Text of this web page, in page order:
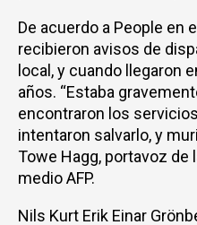
De acuerdo a People en
recibieron avisos de
local, y cuando llegaron
años. “Estaba
encontraron los
intentaron salvarlo, y
Towe Hagg, portavoz de
medio AFP.
Nils Kurt Erik Einar